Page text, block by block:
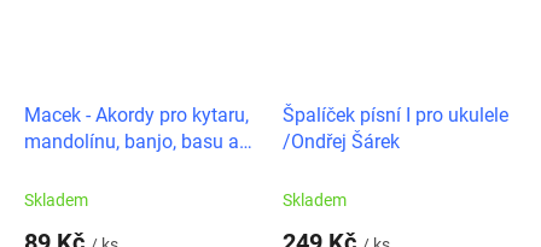
Macek - Akordy pro kytaru,
mandolínu, banjo, basu a
Skladem
Špalíček písní I pro ukulele
/Ondřej Šárek
Skladem